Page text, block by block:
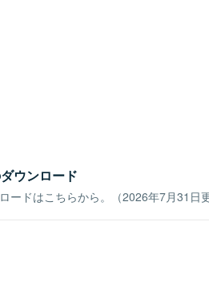
ウンロード
ードはこちらから。（2026年7月31日更